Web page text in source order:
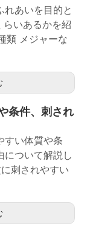
れあいを目的と
いあるかを紹
類 メジャーな
条件、刺され
すい体質や条
について解説し
刺されやすい